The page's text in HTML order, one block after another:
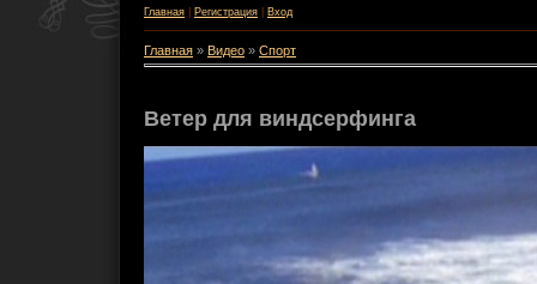
Главная Регистрация Вход
Главная » Видео » Спорт
Ветер для виндсерфинга